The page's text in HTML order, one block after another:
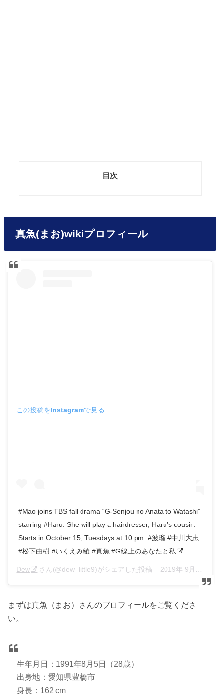
目次
真魚(まお)wikiプロフィール
この投稿をInstagramで見る
#Mao joins TBS fall drama “G-Senjou no Anata to Watashi”
starring #Haru. She will play a hairdresser, Haru’s cousin.
Starts in October 15, Tuesdays at 10 pm. #波瑠 #中川大志
#松下由樹 #いくえみ綾 #真魚 #G線上のあなたと私
Dew さん(@dew_little9)がシェアした投稿 – 2019年 9月月9日午後7時45分PDT
まずは真魚（まお）さんのプロフィールをご覧くださ
い。
生年月日：1991年8月5日（28歳）
出身地：愛知県豊橋市
身長：162 cm